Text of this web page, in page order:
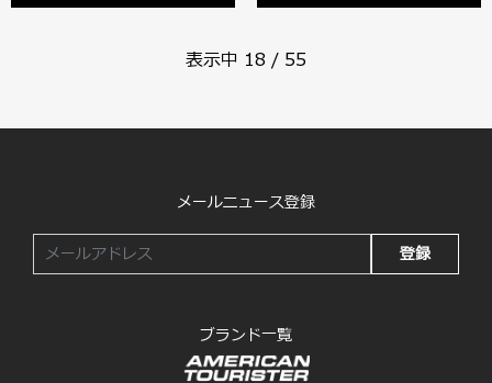
表示中 18 / 55
メールニュース登録
登録
ブランド一覧